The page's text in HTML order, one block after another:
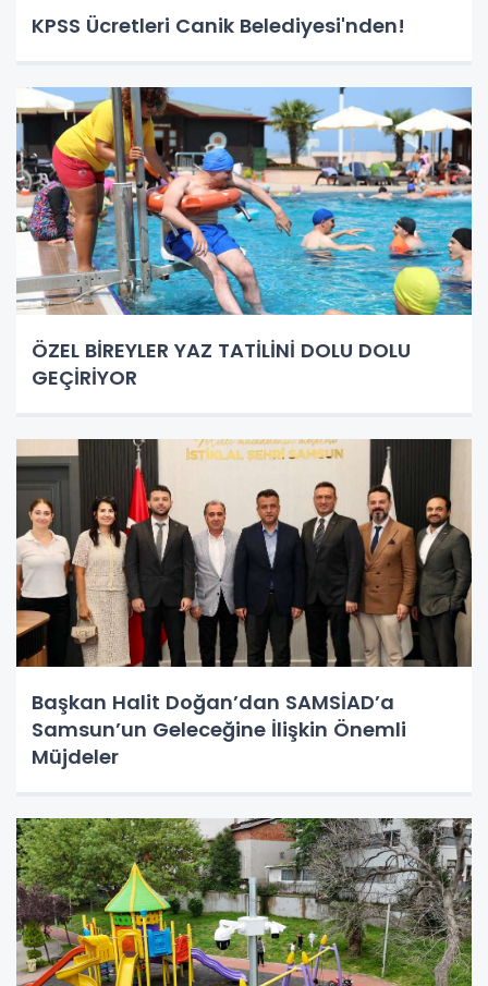
KPSS Ücretleri Canik Belediyesi'nden!
ÖZEL BİREYLER YAZ TATİLİNİ DOLU DOLU
GEÇİRİYOR
Başkan Halit Doğan’dan SAMSİAD’a
Samsun’un Geleceğine İlişkin Önemli
Müjdeler